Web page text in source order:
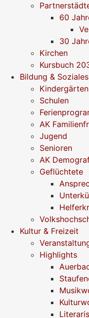
60
30
Kirchen
Kursbuch
Bildung & Soziales
Schulen
AK
Jugend
Senioren
AK
Geflüchtete
Kultur & Freizeit
Highlights